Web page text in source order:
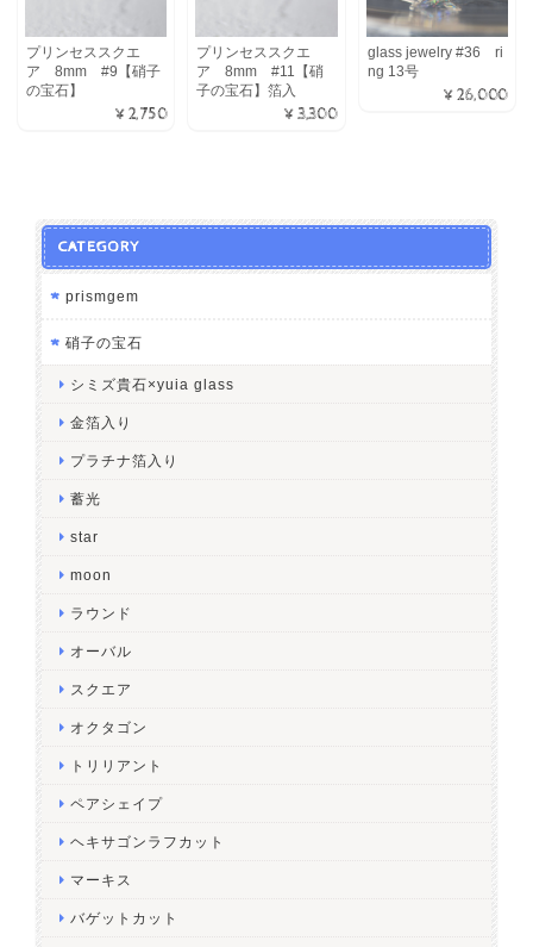
プリンセススクエ
ア 8mm #9【硝子
の宝石】
¥2,750
プリンセススクエ
ア 8mm #11【硝
子の宝石】箔入
¥3,300
glass jewelry #36 ri
ng 13号
¥26,000
CATEGORY
prismgem
硝子の宝石
シミズ貴石×yuia glass
金箔入り
プラチナ箔入り
蓄光
star
moon
ラウンド
オーバル
スクエア
オクタゴン
トリリアント
ペアシェイプ
ヘキサゴンラフカット
マーキス
バゲットカット